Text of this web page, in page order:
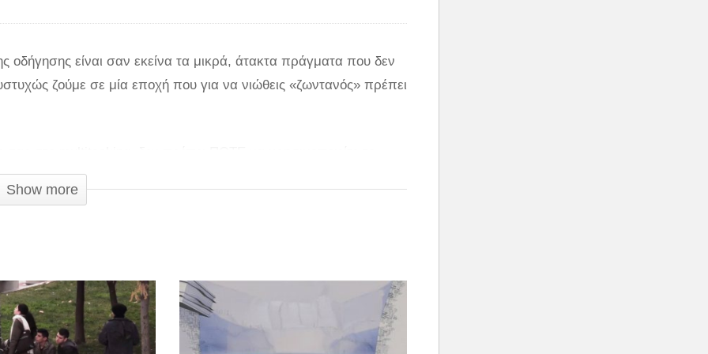
οδήγησης είναι σαν εκείνα τα μικρά, άτακτα πράγματα που δεν
ζούμε σε μία εποχή που για να νιώθεις «ζωντανός» πρέπει
άρθρα όπως αυτό εδώ, λίγα δευτερόλεπτα αρκούν για
Show more